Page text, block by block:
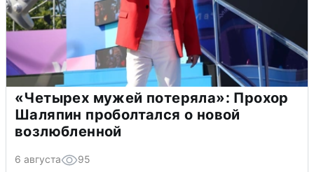
«Четырех мужей потеряла»: Прохор
Шаляпин проболтался о новой
возлюбленной
6 августа 95